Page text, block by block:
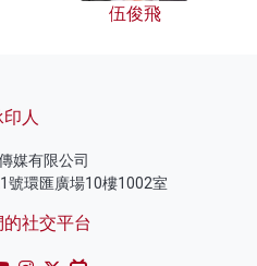
伍俊飛
印人
媒有限公司
號環匯廣場10樓1002室
社交平台